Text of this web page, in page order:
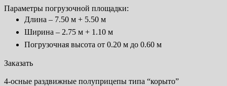
Параметры погрузочной площадки:
Длина – 7.50 м + 5.50 м
Ширина – 2.75 м + 1.10 м
Погрузочная высота от 0.20 м до 0.60 м
Заказать
4-осные раздвижные полуприцепы типа “корыто”